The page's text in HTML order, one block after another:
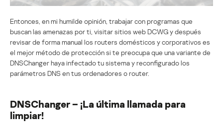
Entonces, en mi humilde opinión, trabajar con programas que
buscan las amenazas por ti, visitar sitios web DCWG y después
revisar de forma manual los routers domésticos y corporativos es
el mejor método de protección si te preocupa que una variante de
DNSChanger haya infectado tu sistema y reconfigurado los
parámetros DNS en tus ordenadores o router.
DNSChanger – ¡La última llamada para
limpiar!